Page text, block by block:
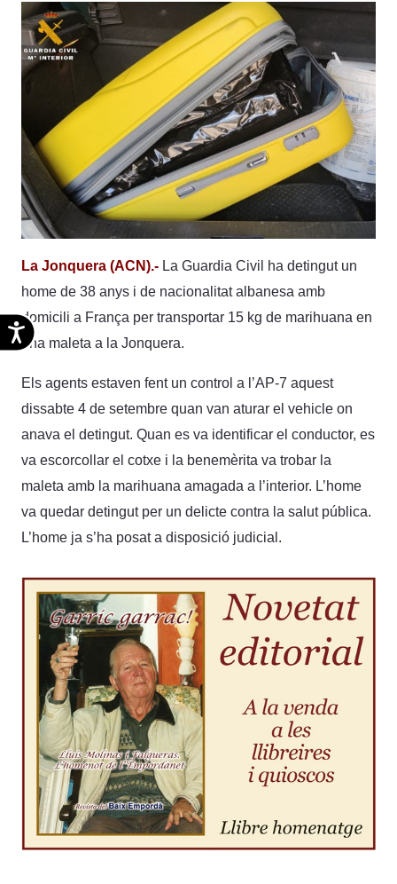
Accesibilidad
La Jonquera (ACN).- La Guardia Civil ha detingut un
home de 38 anys i de nacionalitat albanesa amb
domicili a França per transportar 15 kg de marihuana en
una maleta a la Jonquera.
Els agents estaven fent un control a l’AP-7 aquest
dissabte 4 de setembre quan van aturar el vehicle on
anava el detingut. Quan es va identificar el conductor, es
va escorcollar el cotxe i la benemèrita va trobar la
maleta amb la marihuana amagada a l’interior. L’home
va quedar detingut per un delicte contra la salut pública.
L’home ja s’ha posat a disposició judicial.